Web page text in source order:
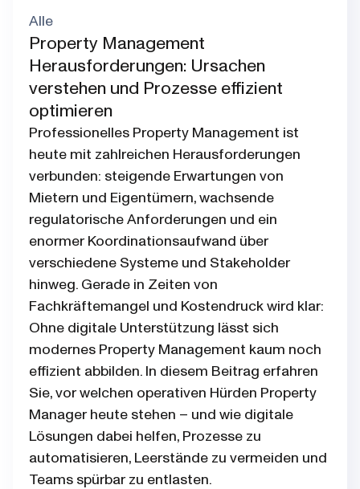
Alle
Property Management
Herausforderungen: Ursachen
verstehen und Prozesse effizient
optimieren
Professionelles Property Management ist
heute mit zahlreichen Herausforderungen
verbunden: steigende Erwartungen von
Mietern und Eigentümern, wachsende
regulatorische Anforderungen und ein
enormer Koordinationsaufwand über
verschiedene Systeme und Stakeholder
hinweg. Gerade in Zeiten von
Fachkräftemangel und Kostendruck wird klar:
Ohne digitale Unterstützung lässt sich
modernes Property Management kaum noch
effizient abbilden. In diesem Beitrag erfahren
Sie, vor welchen operativen Hürden Property
Manager heute stehen – und wie digitale
Lösungen dabei helfen, Prozesse zu
automatisieren, Leerstände zu vermeiden und
Teams spürbar zu entlasten.